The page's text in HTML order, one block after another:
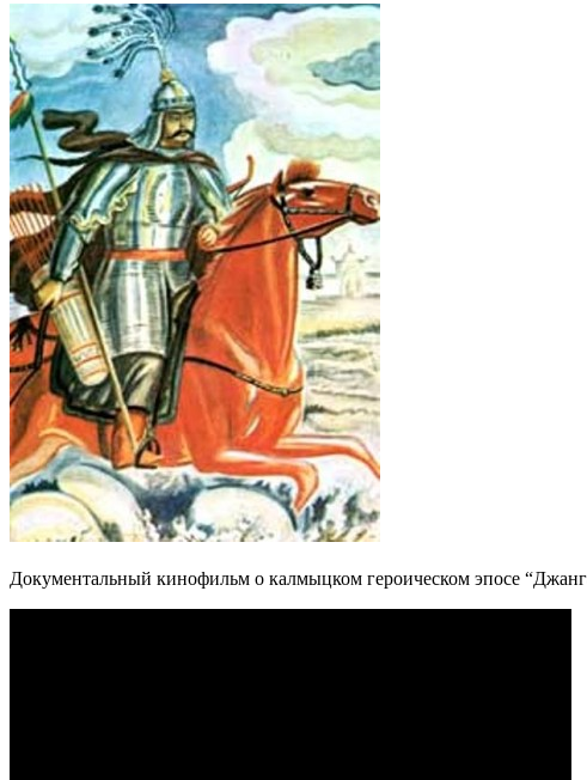
Документальный кинофильм о калмыцком героическом эпосе